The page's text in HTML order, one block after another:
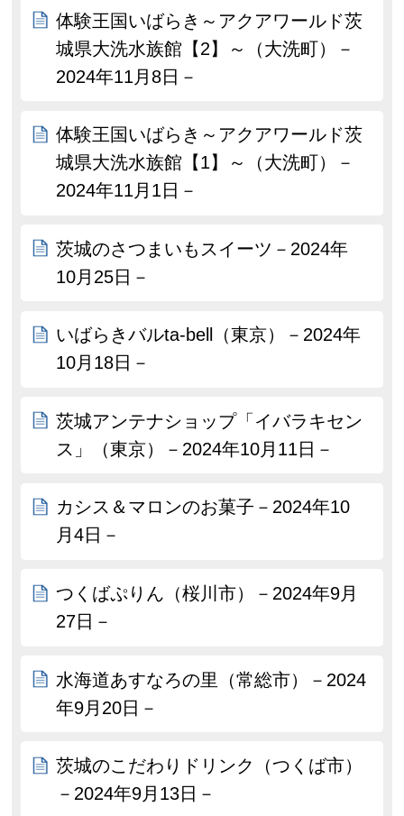
体験王国いばらき～アクアワールド茨
城県大洗水族館【2】～（大洗町）－
2024年11月8日－
体験王国いばらき～アクアワールド茨
城県大洗水族館【1】～（大洗町）－
2024年11月1日－
茨城のさつまいもスイーツ－2024年
10月25日－
いばらきバルta-bell（東京）－2024年
10月18日－
茨城アンテナショップ「イバラキセン
ス」（東京）－2024年10月11日－
カシス＆マロンのお菓子－2024年10
月4日－
つくばぷりん（桜川市）－2024年9月
27日－
水海道あすなろの里（常総市）－2024
年9月20日－
茨城のこだわりドリンク（つくば市）
－2024年9月13日－